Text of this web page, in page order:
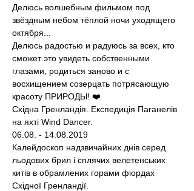
Делюсь волшебным фильмом под
звёздным небом тёплой ночи уходящего
октября...
Делюсь радостью и радуюсь за всех, кто
сможет это увидеть собственными
глазами, родиться заново и с
восхищением созерцать потрясающую
красоту ПРИРОДЫ! ❤️
Східна Гренландія. Експедиція Паганелів
на яхті Wind Dancer.
06.08. - 14.08.2019
Калейдоскоп надзвичайних днів серед
льодових брил і сплячих велетенських
китів в обрамлених горами фіордах
Східної Гренландії.